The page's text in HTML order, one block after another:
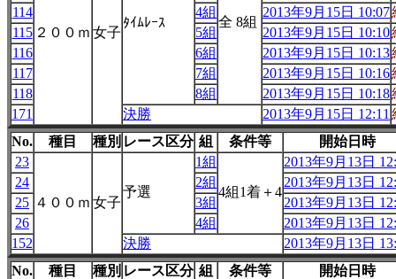
２００ｍ 女子
ﾀｲﾑﾚｰｽ 全 8組
114
4組 2013年9月15日 10:07
115
5組 2013年9月15日 10:10
116
6組 2013年9月15日 10:13
117
7組 2013年9月15日 10:16
118
8組 2013年9月15日 10:18
171
決勝 2013年9月15日 12:11
No.
種目 種別 レース区分 組 条件等
開始日時
23
４００ｍ 女子
予選
1組
4組1着＋4
2013年9月13日
24
2組
2013年9月13日
25
3組
2013年9月13日
26
4組
2013年9月13日
152
決勝
2013年9月13日
No.
種目 種別 レース区分 組 条件等
開始日時